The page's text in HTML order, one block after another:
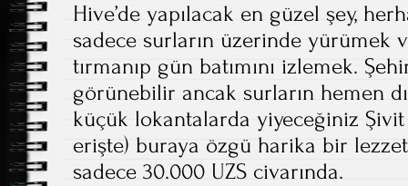
Hive’de yapılacak en güzel şey,
sadece surların üzerinde yürümek
tırmanıp gün batımını izlemek.
görünebilir ancak surların hemen
küçük lokantalarda yiyeceğiniz
erişte) buraya özgü harika bir
sadece 30.000 UZS civarında.